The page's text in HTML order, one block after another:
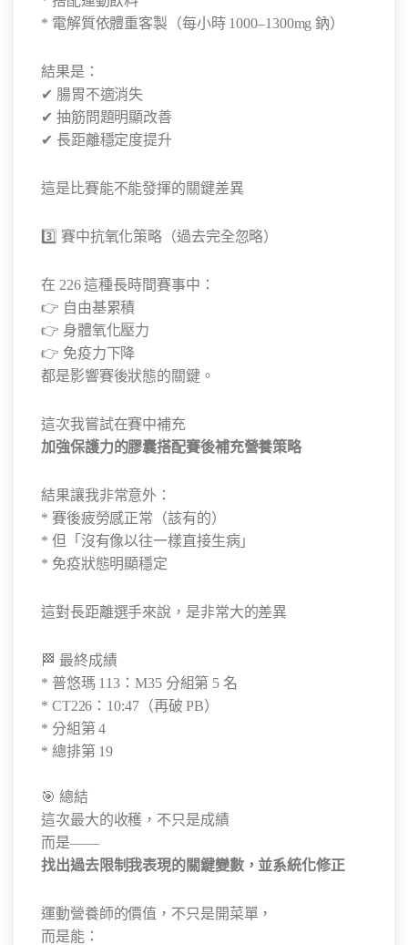
* 電解質依體重客製（每小時 1000–1300mg 鈉）
結果是：
✔ 腸胃不適消失
✔ 抽筋問題明顯改善
✔ 長距離穩定度提升
這是比賽能不能發揮的關鍵差異
3️⃣ 賽中抗氧化策略（過去完全忽略）
在 226 這種長時間賽事中：
👉 自由基累積
👉 身體氧化壓力
👉 免疫力下降
都是影響賽後狀態的關鍵。
這次我嘗試在賽中補充
加強保護力的膠囊搭配賽後補充營養策略
結果讓我非常意外：
* 賽後疲勞感正常（該有的）
* 但「沒有像以往一樣直接生病」
* 免疫狀態明顯穩定
這對長距離選手來說，是非常大的差異
🏁 最終成績
* 普悠瑪 113：M35 分組第 5 名
* CT226：10:47（再破 PB）
* 分組第 4
* 總排第 19
🎯 總結
這次最大的收穫，不只是成績
而是——
找出過去限制我表現的關鍵變數，並系統化修正
運動營養師的價值，不只是開菜單，
而是能：